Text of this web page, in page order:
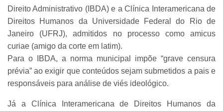
Direito Administrativo (IBDA) e a Clínica Interamericana de
Direitos Humanos da Universidade Federal do Rio de
Janeiro (UFRJ), admitidos no processo como amicus
curiae (amigo da corte em latim).
Para o IBDA, a norma municipal impõe “grave censura
prévia” ao exigir que conteúdos sejam submetidos a pais e
responsáveis para análise de viés ideológico.
Já a Clínica Interamericana de Direitos Humanos da